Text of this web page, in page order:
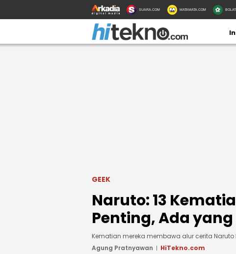
SUARA.COM MATAMATA.COM
GEEK
Naruto: 13
Penting, Ada
Kematian mereka membawa alur cerita Naruto
Agung Pratnyawan
HiTekno.com